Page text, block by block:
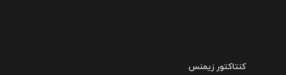
کنتاکتور زیمنس